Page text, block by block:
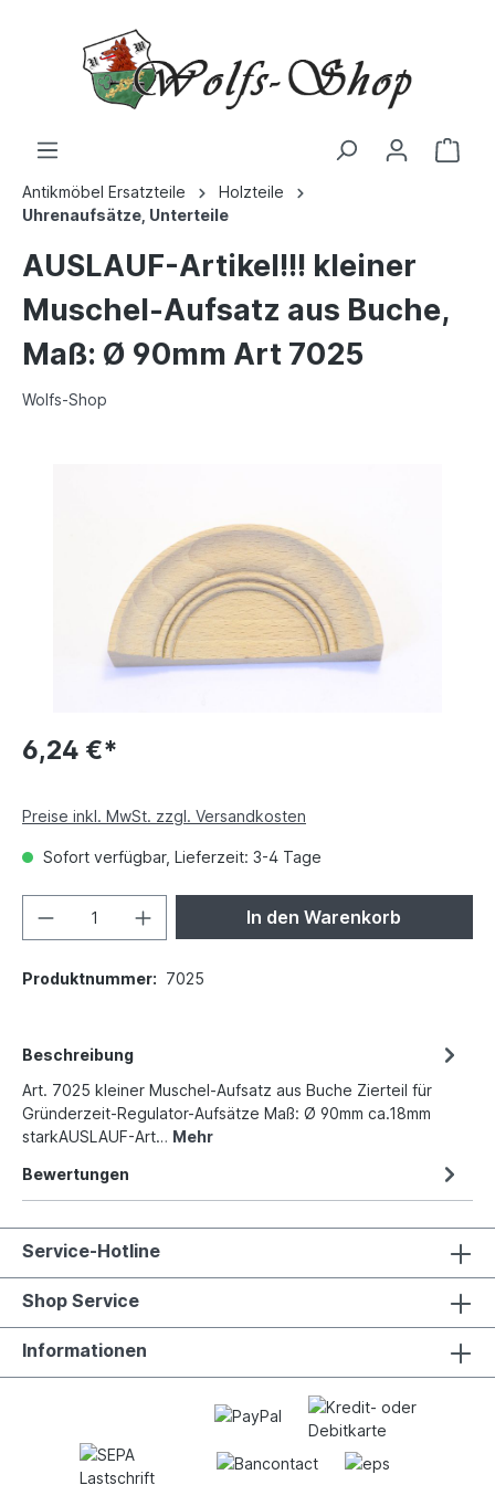
Antikmöbel Ersatzteile
Holzteile
Uhrenaufsätze, Unterteile
AUSLAUF-Artikel!!! kleiner
Muschel-Aufsatz aus Buche,
Maß: Ø 90mm Art 7025
Wolfs-Shop
6,24 €*
Preise inkl. MwSt. zzgl. Versandkosten
Sofort verfügbar, Lieferzeit: 3-4 Tage
In den Warenkorb
Produktnummer: 7025
Beschreibung
Art. 7025 kleiner Muschel-Aufsatz aus Buche Zierteil für
Gründerzeit-Regulator-Aufsätze Maß: Ø 90mm ca.18mm
starkAUSLAUF-Art… Mehr
Bewertungen
Service-Hotline
Shop Service
Informationen